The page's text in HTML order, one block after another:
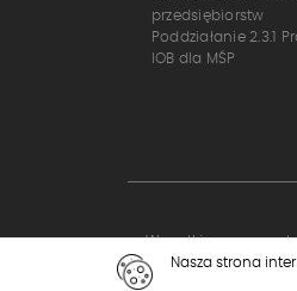
przedsiębiorstw
Poddziałanie 2.3.1
IOB dla MŚP
Wszystkie prawa
Nasza strona